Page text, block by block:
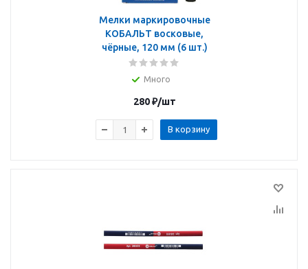
Мелки маркировочные
КОБАЛЬТ восковые,
чёрные, 120 мм (6 шт.)
Много
280₽/шт
В корзину